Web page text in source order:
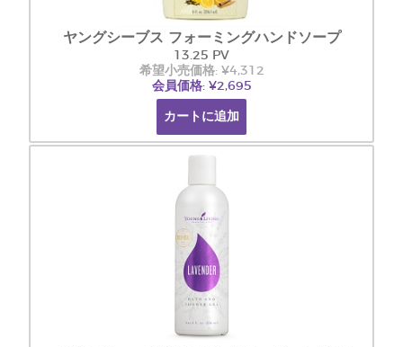
ヤングシーブス フォーミングハンドソープ
13.25 PV
希望小売価格: ¥4,312
会員価格: ¥2,695
カートに追加